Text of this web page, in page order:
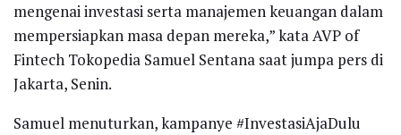
mengenai investasi serta manajemen keuangan dalam
mempersiapkan masa depan mereka,” kata AVP of
Fintech Tokopedia Samuel Sentana saat jumpa pers di
Jakarta, Senin.
Samuel menuturkan, kampanye #InvestasiAjaDulu